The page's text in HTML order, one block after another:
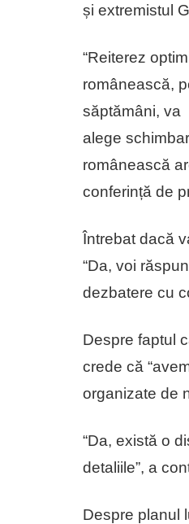
și extremistul
“Reiterez
românească,
săptămâni, va
alege
românească
conferință de
Întrebat dacă
“Da, voi
dezbatere cu
Despre faptul
crede că
organizate de
“Da, există o
detaliile”, a
Despre planul